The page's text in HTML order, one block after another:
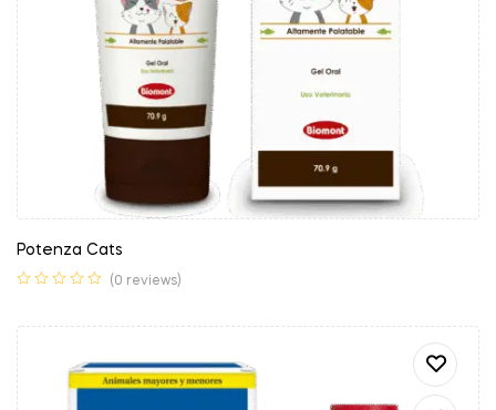
Potenza Cats
(0 reviews)